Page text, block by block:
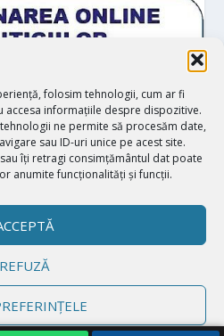
folosim tehnologii, cum ar fi
accesa informațiile despre dispozitive.
ne permite să procesăm date,
sau ID-uri unice pe acest site.
îți retragi consimțământul dat poate
anumite funcționalități și funcții.
REFUZĂ
| Realizat deWordPress